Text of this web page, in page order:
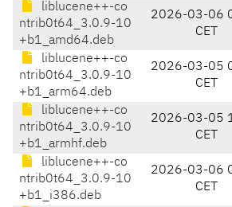
liblucene++-co
ntrib0t64_3.0.9-10
+b1_amd64.deb
2026-03-06
CET
liblucene++-co
ntrib0t64_3.0.9-10
+b1_arm64.deb
2026-03-05
CET
liblucene++-co
ntrib0t64_3.0.9-10
+b1_armhf.deb
2026-03-05
CET
liblucene++-co
ntrib0t64_3.0.9-10
+b1_i386.deb
2026-03-06
CET